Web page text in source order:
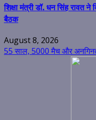
शिक्षा मंत्री डॉ. धन सिंह रावत ने
बैठक
August 8, 2026
55 साल, 5000 मैच और